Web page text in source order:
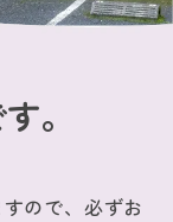
。
ので、必ずお